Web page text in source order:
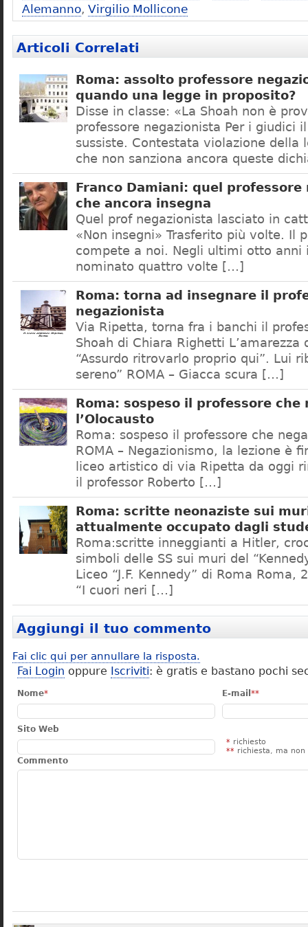
Alemanno, Virgilio Mollicone
Articoli Correlati
Roma: assolto professore
quando una legge in proposito?
Disse in classe: «La Shoah non è
professore negazionista Per i giudici
sussiste. Contestata violazione della
che non sanziona ancora queste
Franco Damiani: quel professore
che ancora insegna
Quel prof negazionista lasciato in
«Non insegni» Trasferito più volte. Il
compete a noi. Negli ultimi otto anni
nominato quattro volte […]
Roma: torna ad insegnare il
negazionista
Via Ripetta, torna fra i banchi il
Shoah di Chiara Righetti L’amarezza
“Assurdo ritrovarlo proprio qui”. Lui
sereno” ROMA – Giacca scura […]
Roma: sospeso il professore che
l’Olocausto
Roma: sospeso il professore che
ROMA – Negazionismo, la lezione è
liceo artistico di via Ripetta da oggi
il professor Roberto […]
Roma: scritte neonaziste sui
attualmente occupato dagli
Roma:scritte inneggianti a Hitler,
simboli delle SS sui muri del
Liceo “J.F. Kennedy” di Roma Roma,
“I cuori neri […]
Aggiungi il tuo commento
Fai clic qui per annullare la risposta.
Fai Login oppure Iscriviti: è gratis e bastano pochi
Nome* E-mail **
Sito Web
* richiesto
** richiesta, ma non
Commento